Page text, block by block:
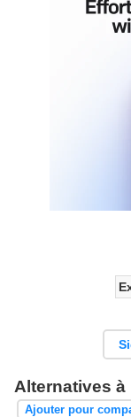
Alternatives
Ajouter pour